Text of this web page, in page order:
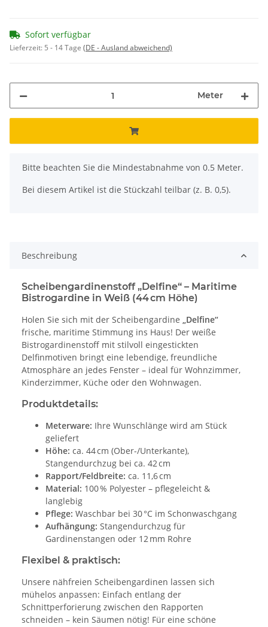
Sofort verfügbar
Lieferzeit: 5 - 14 Tage (DE - Ausland abweichend)
Meter
x
Bitte beachten Sie die Mindestabnahme von 0.5 Meter.
Bei diesem Artikel ist die Stückzahl teilbar (z. B. 0,5).
Beschreibung
Scheibengardinenstoff „Delfine“ – Maritime
Bistrogardine in Weiß (44 cm Höhe)
Holen Sie sich mit der Scheibengardine „Delfine“
frische, maritime Stimmung ins Haus! Der weiße
Bistrogardinenstoff mit stilvoll eingestickten
Delfinmotiven bringt eine lebendige, freundliche
Atmosphäre an jedes Fenster – ideal für Wohnzimmer,
Kinderzimmer, Küche oder den Wohnwagen.
Produktdetails:
Meterware: Ihre Wunschlänge wird am Stück
geliefert
Höhe: ca. 44 cm (Ober-/Unterkante),
Stangendurchzug bei ca. 42 cm
Rapport/Feldbreite: ca. 11,6 cm
Material: 100 % Polyester – pflegeleicht &
langlebig
Pflege: Waschbar bei 30 °C im Schonwaschgang
Aufhängung: Stangendurchzug für
Gardinenstangen oder 12 mm Rohre
Flexibel & praktisch:
Unsere nähfreien Scheibengardinen lassen sich
mühelos anpassen: Einfach entlang der
Schnittperforierung zwischen den Rapporten
schneiden – kein Säumen nötig! Für eine schöne